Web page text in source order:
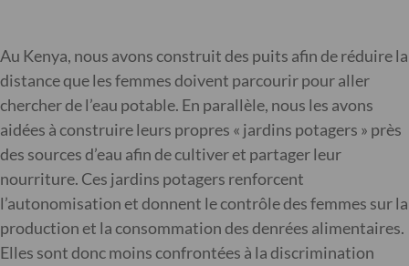
Au Kenya, nous avons construit des puits afin de réduire la
distance que les femmes doivent parcourir pour aller
chercher de l’eau potable. En parallèle, nous les avons
aidées à construire leurs propres « jardins potagers » près
des sources d’eau afin de cultiver et partager leur
nourriture. Ces jardins potagers renforcent
l’autonomisation et donnent le contrôle des femmes sur la
production et la consommation des denrées alimentaires.
Elles sont donc moins confrontées à la discrimination